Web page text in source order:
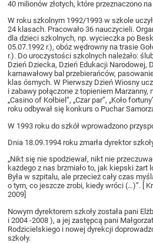
40 milionów złotych, które przeznaczono
W roku szkolnym 1992/1993 w szkole
24 klasach. Pracowało 36 nauczycieli.
dla dzieci szkolnych, np. wycieczka po
05.07.1992 r.), obóz wędrowny na trasie
r.). Do uroczystości szkolnych należało:
Dzień Dziecka, Dzień Edukacji Narodowej,
karnawałowy bal przebierańców,
klas ósmych. W Pierwszy Dzień Wiosny
i zabawy połączone z topieniem Marzanny,
„Casino of Kołbiel”, „Czar par”, „Koło
roku odbywał się konkurs o Puchar
W 1993 roku do szkół wprowadzono
Dnia 18.09.1994 roku zmarła dyrektor
„Nikt się nie spodziewał, nikt nie
każdego z nas brzmiało to, jak kiepski żart
Była w szpitalu, ale przecież cały czas
o tym, co jeszcze zrobi, kiedy wróci (…)”. [
2009]
Nowym dyrektorem szkoły została pani
i 2004 -2008 ), a jej zastępcą pani
Rodzicielskiego i nowej dyrekcji
szkoły.